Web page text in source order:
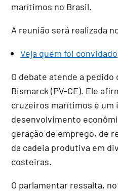
marítimos no Brasil.
A reunião será realizada
Veja quem foi convidado
O debate atende a pedido
Bismarck (PV-CE). Ele
cruzeiros marítimos é
desenvolvimento
geração de emprego, de
da cadeia produtiva em
costeiras.
O parlamentar ressalta,